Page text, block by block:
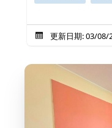
更新日期: 03/08/